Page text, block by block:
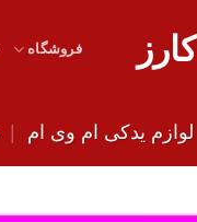
فروشگاه
لوازم یدکی ام وی ام |